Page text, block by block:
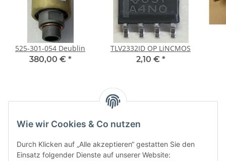
Wie wir Cookies & Co nutzen
Durch Klicken auf „Alle akzeptieren“ gestatten Sie den
Einsatz folgender Dienste auf unserer Website:
525-301-054 Deublin
380,00 € *
TLV2332ID OP LiNCMOS
2,10 € *
Kategorien